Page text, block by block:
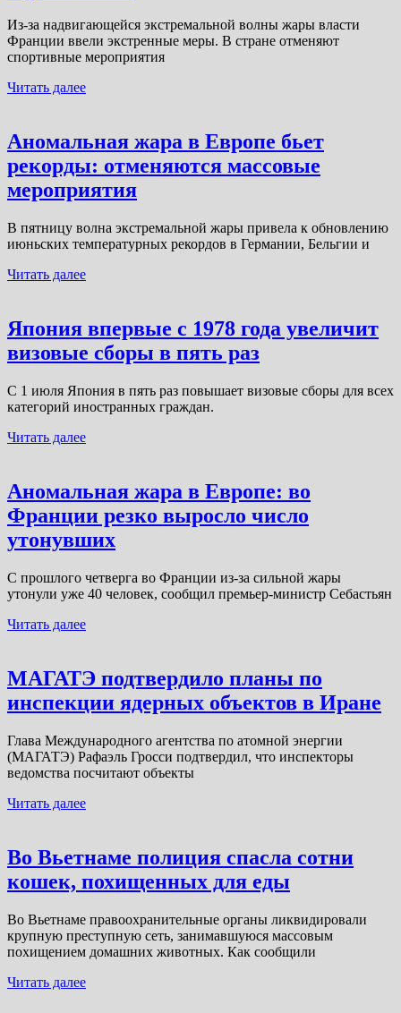
Из-за надвигающейся экстремальной волны жары власти
Франции ввели экстренные меры. В стране отменяют
спортивные мероприятия
Читать далее
Аномальная жара в Европе бьет
рекорды: отменяются массовые
мероприятия
В пятницу волна экстремальной жары привела к обновлению
июньских температурных рекордов в Германии, Бельгии и
Читать далее
Япония впервые с 1978 года увеличит
визовые сборы в пять раз
С 1 июля Япония в пять раз повышает визовые сборы для всех
категорий иностранных граждан.
Читать далее
Аномальная жара в Европе: во
Франции резко выросло число
утонувших
С прошлого четверга во Франции из-за сильной жары
утонули уже 40 человек, сообщил премьер-министр Себастьян
Читать далее
МАГАТЭ подтвердило планы по
инспекции ядерных объектов в Иране
Глава Международного агентства по атомной энергии
(МАГАТЭ) Рафаэль Гросси подтвердил, что инспекторы
ведомства посчитают объекты
Читать далее
Во Вьетнаме полиция спасла сотни
кошек, похищенных для еды
Во Вьетнаме правоохранительные органы ликвидировали
крупную преступную сеть, занимавшуюся массовым
похищением домашних животных. Как сообщили
Читать далее